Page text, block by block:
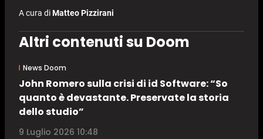
A cura diMatteo Pizzirani
Altri contenuti su Doom
News Doom
John Romero sulla crisi di id Software: “So
quanto è devastante. Preservate la storia
dello studio”
9 Luglio 2026 10:48